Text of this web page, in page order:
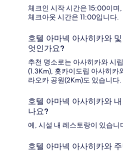
체크인 시작 시간은 15:00이
체크아웃 시간은 11:00입니다.
호텔 아마넥 아사히카와
엇인가요?
추천 명소로는 아사히카와 시
(1.3Km), 홋카이도립 아사히카
라오카 공원(2Km)도 있습니다.
호텔 아마넥 아사히카와
나요?
예, 시설 내 레스토랑이 있습니
호텔 아마넥 아사히카와